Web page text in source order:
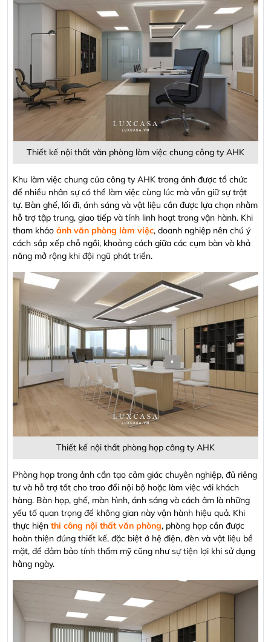
Thiết kế nội thất văn phòng làm việc chung công ty AHK
Khu làm việc chung của công ty AHK trong ảnh được tổ chức
để nhiều nhân sự có thể làm việc cùng lúc mà vẫn giữ sự trật
tự. Bàn ghế, lối đi, ánh sáng và vật liệu cần được lựa chọn nhằm
hỗ trợ tập trung, giao tiếp và tính linh hoạt trong vận hành. Khi
tham khảo ảnh văn phòng làm việc, doanh nghiệp nên chú ý
cách sắp xếp chỗ ngồi, khoảng cách giữa các cụm bàn và khả
năng mở rộng khi đội ngũ phát triển.
Thiết kế nội thất phòng họp công ty AHK
Phòng họp trong ảnh cần tạo cảm giác chuyên nghiệp, đủ riêng
tư và hỗ trợ tốt cho trao đổi nội bộ hoặc làm việc với khách
hàng. Bàn họp, ghế, màn hình, ánh sáng và cách âm là những
yếu tố quan trọng để không gian này vận hành hiệu quả. Khi
thực hiện thi công nội thất văn phòng, phòng họp cần được
hoàn thiện đúng thiết kế, đặc biệt ở hệ điện, đèn và vật liệu bề
mặt, để đảm bảo tính thẩm mỹ cũng như sự tiện lợi khi sử dụng
hằng ngày.